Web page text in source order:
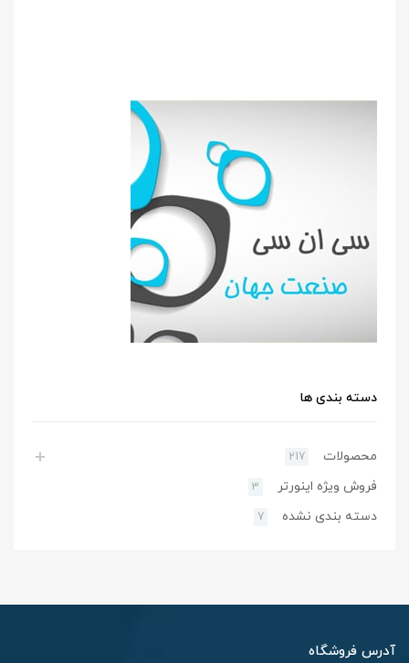
دسته بندی ها
محصولات 217
فروش ویژه اینورتر 3
دسته بندی نشده 7
آدرس فروشگاه